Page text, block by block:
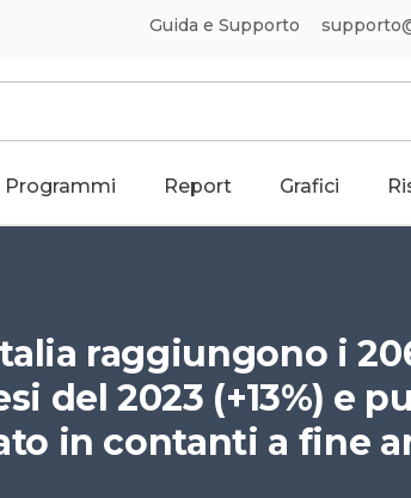
Guida e Supporto
Programmi Report Grafici
raggiungono i
del 2023 (+13%) e
in contanti a fine